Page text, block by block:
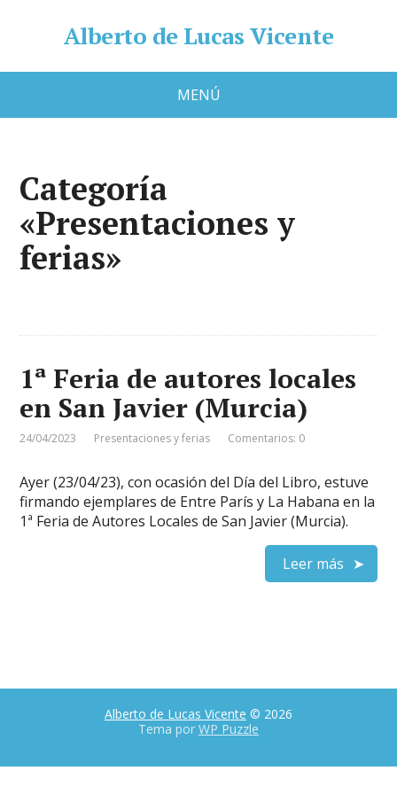
Alberto de Lucas Vicente
MENÚ
Categoría
«Presentaciones y
ferias»
1ª Feria de autores locales
en San Javier (Murcia)
24/04/2023 Presentaciones y ferias Comentarios: 0
Ayer (23/04/23), con ocasión del Día del Libro, estuve
firmando ejemplares de Entre París y La Habana en la
1ª Feria de Autores Locales de San Javier (Murcia).
Leer más
Alberto de Lucas Vicente © 2026
Tema por WP Puzzle